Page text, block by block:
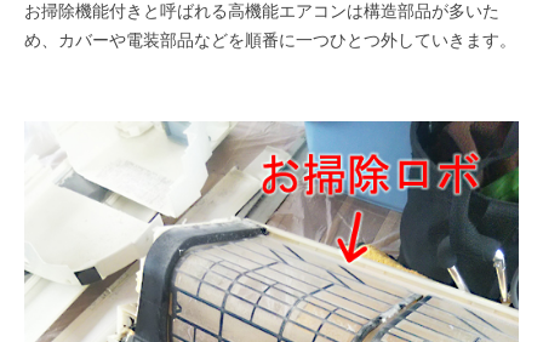
お掃除機能付きと呼ばれる高機能エアコンは構造部品が多いた
め、カバーや電装部品などを順番に一つひとつ外していきます。